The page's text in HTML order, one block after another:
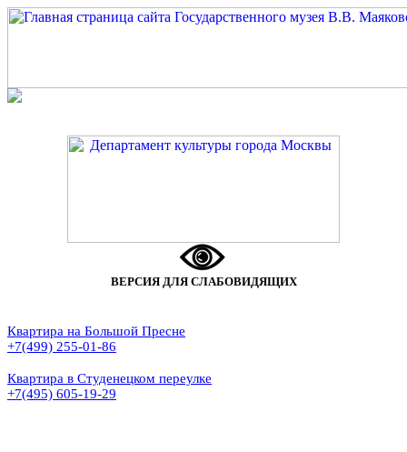
ВЕРСИЯ ДЛЯ СЛАБОВИДЯЩИХ
Квартира на Большой Пресне
+7(499) 255-01-86
Квартира в Студенецком переулке
+7(495) 605-19-29